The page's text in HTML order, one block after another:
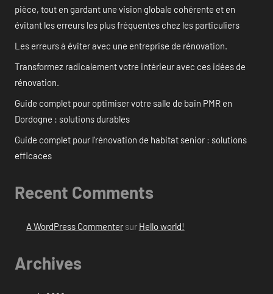
pièce, tout en gardant une vision globale cohérente et en
évitant les erreurs les plus fréquentes chez les particuliers
Les erreurs à éviter avec une entreprise de rénovation.
Transformez radicalement votre intérieur avec ces idées de
rénovation.
Guide complet pour optimiser votre salle de bain PMR en
Dordogne : solutions durables
Guide complet pour l’rénovation de habitat senior : solutions
efficaces
Recent Comments
A WordPress Commentersur Hello world!
Archives